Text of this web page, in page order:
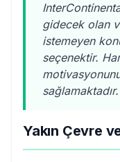
gidecek olan
istemeyen
seçenektir.
sağlamaktadır.
Yakın Çevre